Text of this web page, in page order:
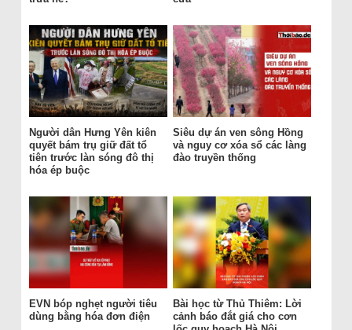
Người dân Hưng Yên kiên
quyết bám trụ giữ đất tổ
tiên trước làn sóng đô thị
hóa ép buộc
Siêu dự án ven sông Hồng
và nguy cơ xóa sổ các làng
đào truyền thống
EVN bóp nghẹt người tiêu
dùng bằng hóa đơn điện
Bài học từ Thủ Thiêm: Lời
cảnh báo đắt giá cho cơn